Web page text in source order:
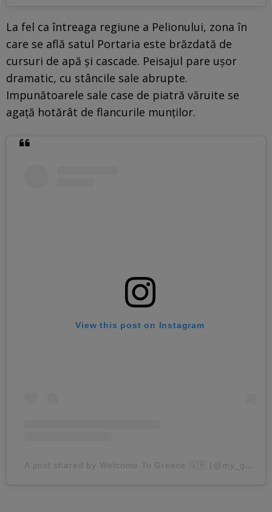
La fel ca întreaga regiune a Pelionului, zona în
care se află satul Portaria este brăzdată de
cursuri de apă și cascade. Peisajul pare ușor
dramatic, cu stâncile sale abrupte.
Impunătoarele sale case de piatră văruite se
agață hotărât de flancurile munților.
View this post on Instagram
A post shared by Welcome To Greece 🇬🇷 (@my_greece__)